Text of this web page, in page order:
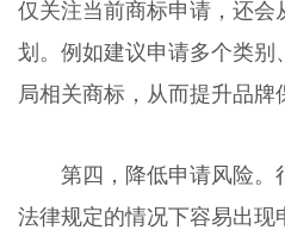
仅关注当前商标申请，还会
划。例如建议申请多个类别
局相关商标，从而提升品牌
第四，降低申请风险。
法律规定的情况下容易出现